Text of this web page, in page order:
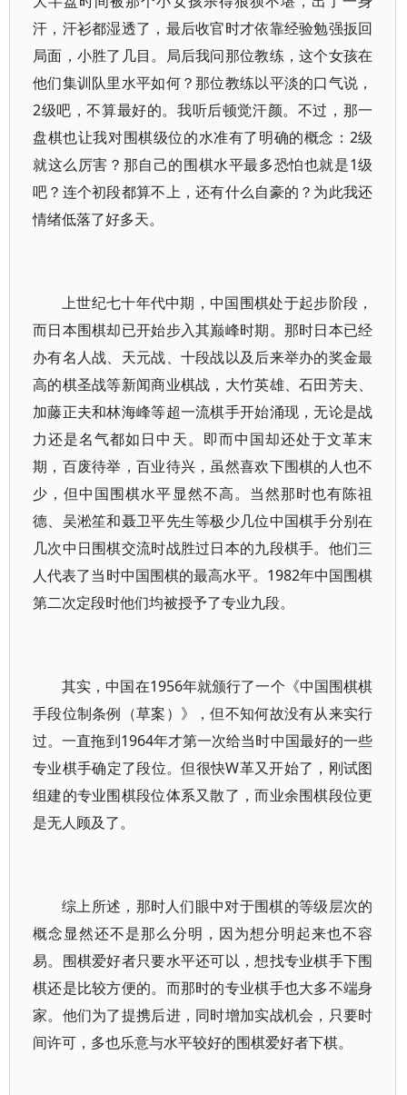
汗，汗衫都湿透了，最后收官时才依靠经验勉强扳回
局面，小胜了几目。局后我问那位教练，这个女孩在
他们集训队里水平如何？那位教练以平淡的口气说，
2级吧，不算最好的。我听后顿觉汗颜。不过，那一
盘棋也让我对围棋级位的水准有了明确的概念：2级
就这么厉害？那自己的围棋水平最多恐怕也就是1级
吧？连个初段都算不上，还有什么自豪的？为此我还
情绪低落了好多天。
上世纪七十年代中期，中国围棋处于起步阶段，
而日本围棋却已开始步入其巅峰时期。那时日本已经
办有名人战、天元战、十段战以及后来举办的奖金最
高的棋圣战等新闻商业棋战，大竹英雄、石田芳夫、
加藤正夫和林海峰等超一流棋手开始涌现，无论是战
力还是名气都如日中天。即而中国却还处于文革末
期，百废待举，百业待兴，虽然喜欢下围棋的人也不
少，但中国围棋水平显然不高。当然那时也有陈祖
德、吴淞笙和聂卫平先生等极少几位中国棋手分别在
几次中日围棋交流时战胜过日本的九段棋手。他们三
人代表了当时中国围棋的最高水平。1982年中国围棋
第二次定段时他们均被授予了专业九段。
其实，中国在1956年就颁行了一个《中国围棋棋
手段位制条例（草案）》，但不知何故没有从来实行
过。一直拖到1964年才第一次给当时中国最好的一些
专业棋手确定了段位。但很快W革又开始了，刚试图
组建的专业围棋段位体系又散了，而业余围棋段位更
是无人顾及了。
综上所述，那时人们眼中对于围棋的等级层次的
概念显然还不是那么分明，因为想分明起来也不容
易。围棋爱好者只要水平还可以，想找专业棋手下围
棋还是比较方便的。而那时的专业棋手也大多不端身
家。他们为了提携后进，同时增加实战机会，只要时
间许可，多也乐意与水平较好的围棋爱好者下棋。